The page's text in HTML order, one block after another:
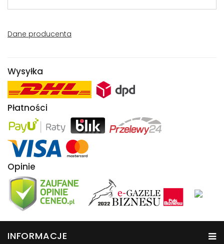
Dane producenta
Wysyłka
Płatności
Opinie
INFORMACJE